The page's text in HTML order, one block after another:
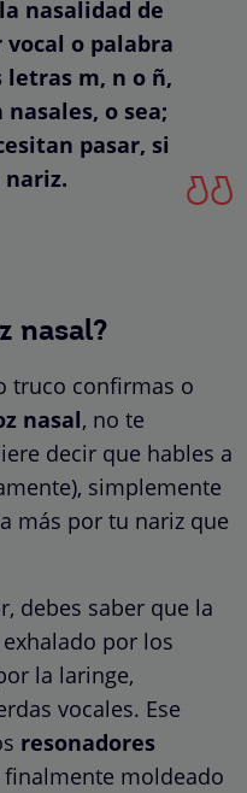
nasalidad de
o palabra
letras m, n o ñ,
o sea;
pasar, si
nariz.
nasal?
truco confirmas o
nasal, no te
decir que hables a
simplemente
más por tu nariz que
debes saber que la
por los
la laringe,
vocales. Ese
resonadores
finalmente moldeado